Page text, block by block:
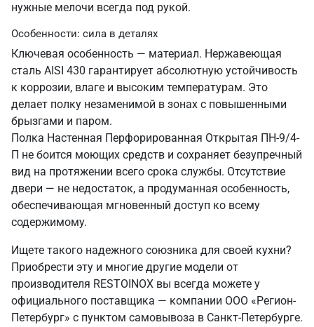
нужные мелочи всегда под рукой.
Особенности: сила в деталях
Ключевая особенность — материал. Нержавеющая
сталь AISI 430 гарантирует абсолютную устойчивость
к коррозии, влаге и высоким температурам. Это
делает полку незаменимой в зонах с повышенными
брызгами и паром.
Полка Настенная Перфорированная Открытая ПН-9/4-
П не боится моющих средств и сохраняет безупречный
вид на протяжении всего срока службы. Отсутствие
двери — не недостаток, а продуманная особенность,
обеспечивающая мгновенный доступ ко всему
содержимому.
Ищете такого надежного союзника для своей кухни?
Приобрести эту и многие другие модели от
производителя RESTOINOX вы всегда можете у
официального поставщика — компании ООО «Регион-
Петербург» с пунктом самовывоза в Санкт‑Петербурге.